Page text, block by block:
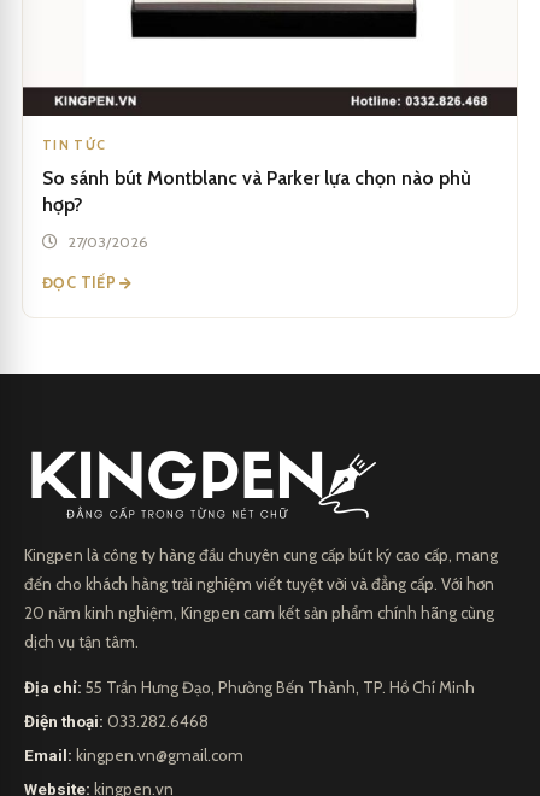
TIN TỨC
So sánh bút Montblanc và Parker lựa chọn nào phù
hợp?
27/03/2026
ĐỌC TIẾP
Kingpen là công ty hàng đầu chuyên cung cấp bút ký cao cấp, mang
đến cho khách hàng trải nghiệm viết tuyệt vời và đẳng cấp. Với hơn
20 năm kinh nghiệm, Kingpen cam kết sản phẩm chính hãng cùng
dịch vụ tận tâm.
Địa chỉ: 55 Trần Hưng Đạo, Phường Bến Thành, TP. Hồ Chí Minh
Điện thoại: 033.282.6468
Email: kingpen.vn@gmail.com
Website: kingpen.vn